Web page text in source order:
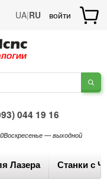
UA|RU войти
044 19 16
Воскресенье — выходной
Лазера Станки с